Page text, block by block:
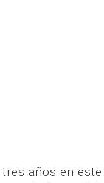
años en